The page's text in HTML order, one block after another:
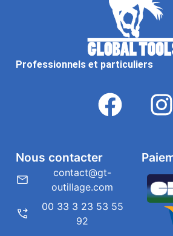
Professionnels et particuliers
Nous contacter
contact@gt-
outillage.com
00 33 3 23 53 55
92